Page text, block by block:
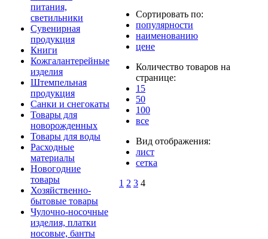
питания,
светильники
Сувенирная
продукция
Книги
Кожгалантерейные
изделия
Штемпельная
продукция
Санки и снегокаты
Товары для
новорожденных
Товары для воды
Расходные
материалы
Новогодние
товары
Хозяйственно-
бытовые товары
Чулочно-носочные
изделия, платки
носовые, банты
Сортировать по:
популярности
наименованию
цене
Количество товаров на
странице:
15
50
100
все
Вид отображения:
лист
сетка
1 2 3 4